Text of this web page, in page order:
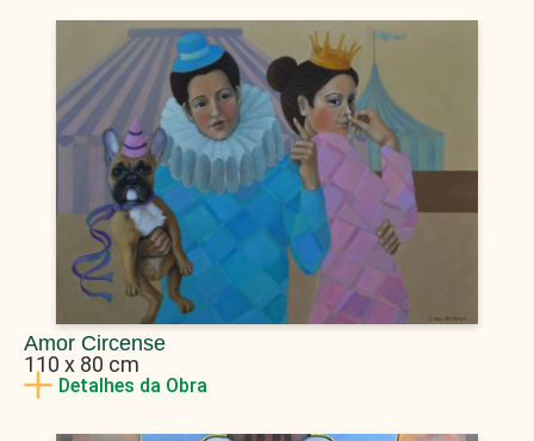
Amor Circense
110 x 80 cm
Detalhes da Obra